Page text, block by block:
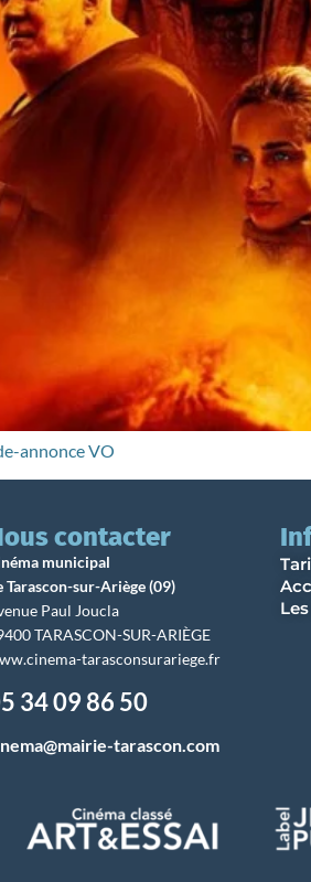
annonce VO
contacter
municipal
Tarascon-sur-Ariège (09)
Paul Joucla
TARASCON-SUR-ARIÈGE
tarasconsurariege.fr
34 09 86 50
tarascon.com